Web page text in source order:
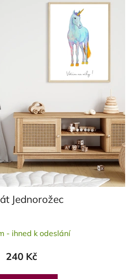
Jednorožec
- ihned k odeslání
240 Kč